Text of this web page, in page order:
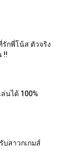
กพี่โน้ส ตัวจริง
!!
นได้ 100%
บสาวกเกมส์